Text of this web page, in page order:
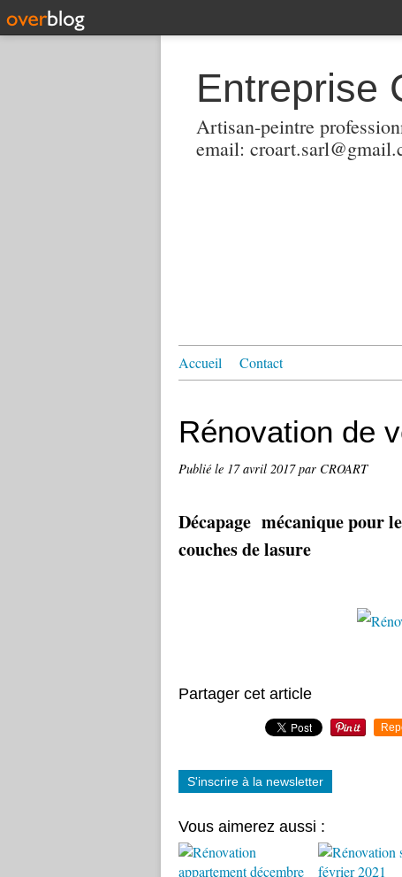
Entreprise
Artisan-peintre
email:
Accueil Contact
Rénovation de
Publié le 17 avril 2017par CROART
Décapage mécanique pour
couches de lasure
Partager cet article
S'inscrire à la newsletter
Vous aimerez aussi :